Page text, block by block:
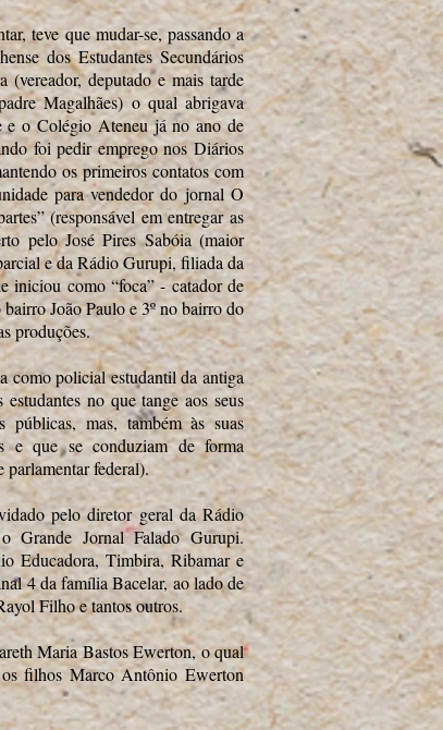
teve que mudar-se, passando a
dos Estudantes Secundários
deputado e mais tarde
Magalhães) o qual abrigava
e o Colégio Ateneu já no ano de
foi pedir emprego nos Diários
os primeiros contatos com
para vendedor do jornal O
(responsável em entregar as
pelo José Pires Sabóia (maior
e da Rádio Gurupi, filiada da
iniciou como “foca” - catador de
João Paulo e 3º no bairro do
produções.
como policial estudantil da antiga
no que tange aos seus
públicas, mas, também às suas
e que se conduziam de forma
parlamentar federal).
pelo diretor geral da Rádio
Grande Jornal Falado Gurupi.
Educadora, Timbira, Ribamar e
4 da família Bacelar, ao lado de
Filho e tantos outros.
Maria Bastos Ewerton, o qual
filhos Marco Antônio Ewerton